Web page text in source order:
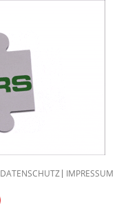
DATENSCHUTZ IMPRESSUM